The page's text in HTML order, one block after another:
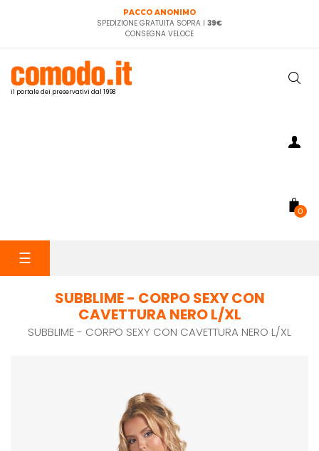
PACCO ANONIMO
SPEDIZIONE GRATUITA SOPRA I 39€
CONSEGNA VELOCE
il portale dei preservativi dal 1998
0
navigazione
☰
SUBBLIME - CORPO SEXY CON
CAVETTURA NERO L/XL
SUBBLIME - CORPO SEXY CON CAVETTURA NERO L/XL